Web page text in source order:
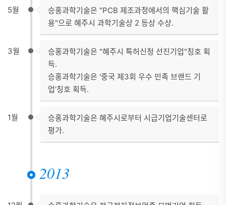
5월
승홍과학기술은 "PCB 제조과정에서의 핵심기술 활
용"으로 혜주시 과학기술상 2 등상 수상.
3월
승홍과학기술은 "혜주시 특허신청 선진기업"칭호 획
득.
승홍과학기술은 '중국 제3회 우수 민족 브랜드 기
업'칭호 획득.
1월
승홍과학기술은 혜주시로부터 시급기업기술센터로
평가.
2013